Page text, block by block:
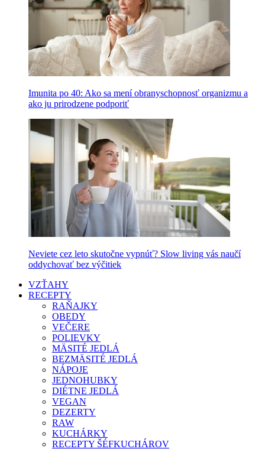
Imunita po 40: Ako sa mení obranyschopnosť organizmu a
ako ju prirodzene podporiť
Neviete cez leto skutočne vypnúť? Slow living vás naučí
oddychovať bez výčitiek
VZŤAHY
RECEPTY
RAŇAJKY
OBEDY
VEČERE
POLIEVKY
MÄSITÉ JEDLÁ
BEZMÄSITÉ JEDLÁ
NÁPOJE
JEDNOHUBKY
DIÉTNE JEDLÁ
VEGAN
DEZERTY
RAW
KUCHÁRKY
RECEPTY ŠÉFKUCHÁROV